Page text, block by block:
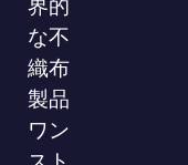
な不
織布
製品
ワン